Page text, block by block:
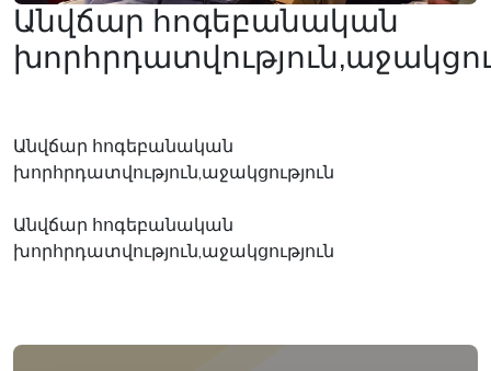
Անվճար հոգեբանական
Անվճար հոգեբանական
խորհրդատվություն,աջակցություն
Անվճար հոգեբանական
խորհրդատվություն,աջակցություն